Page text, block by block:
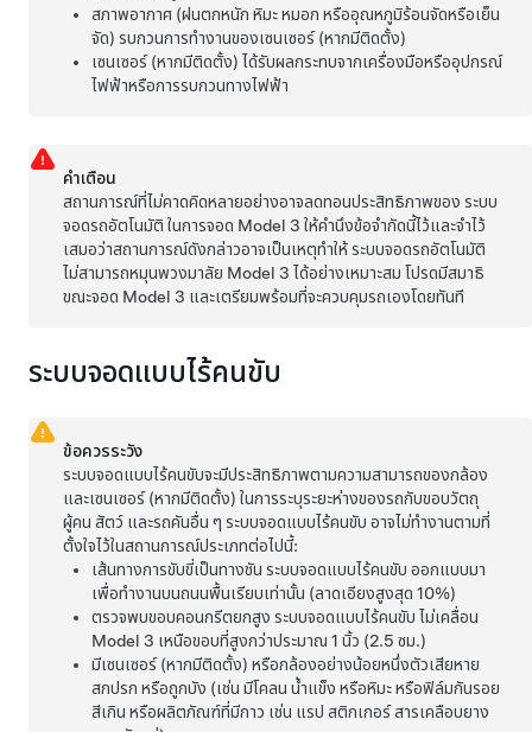
สภาพอากาศ (ฝนตกหนัก หิมะ หมอก หรืออุณหภูมิร้อนจัดหรือเย็น
จัด) รบกวนการทำงานของเซนเซอร์ (หากมีติดตั้ง)
เซนเซอร์ (หากมีติดตั้ง) ได้รับผลกระทบจากเครื่องมือหรืออุปกรณ์
ไฟฟ้าหรือการรบกวนทางไฟฟ้า
คำเตือน
สถานการณ์ที่ไม่คาดคิดหลายอย่างอาจลดทอนประสิทธิภาพของระบบ
จอดรถอัตโนมัติ ในการจอด Model 3 ให้คำนึงข้อจำกัดนี้ไว้และจำไว้
เสมอว่าสถานการณ์ดังกล่าวอาจเป็นเหตุทำให้ระบบจอดรถอัตโนมัติ
ไม่สามารถหมุนพวงมาลัย Model 3 ได้อย่างเหมาะสม โปรดมีสมาธิ
ขณะจอด Model 3 และเตรียมพร้อมที่จะควบคุมรถเองโดยทันที
ระบบจอดแบบไร้คนขับ
ข้อควรระวัง
ระบบจอดแบบไร้คนขับจะมีประสิทธิภาพตามความสามารถของกล้อง
และเซนเซอร์ (หากมีติดตั้ง) ในการระบุระยะห่างของรถกับขอบวัตถุ
ผู้คน สัตว์ และรถคันอื่น ๆระบบจอดแบบไร้คนขับ อาจไม่ทำงานตามที่
ตั้งใจไว้ในสถานการณ์ประเภทต่อไปนี้:
เส้นทางการขับขี่เป็นทางชันระบบจอดแบบไร้คนขับ ออกแบบมา
เพื่อทำงานบนถนนพื้นเรียบเท่านั้น (ลาดเอียงสูงสุด 10%)
ตรวจพบขอบคอนกรีตยกสูงระบบจอดแบบไร้คนขับ ไม่เคลื่อน
Model 3 เหนือขอบที่สูงกว่าประมาณ 1 นิ้ว (2.5 ซม.)
มีเซนเซอร์ (หากมีติดตั้ง) หรือกล้องอย่างน้อยหนึ่งตัวเสียหาย
สกปรก หรือถูกบัง (เช่น มีโคลน น้ำแข็ง หรือหิมะ หรือฟิล์มกันรอย
สีเกิน หรือผลิตภัณฑ์ที่มีกาว เช่น แรป สติกเกอร์ สารเคลือบยาง